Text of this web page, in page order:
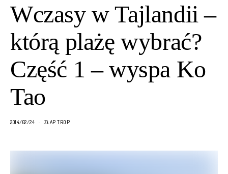
Wczasy w Tajlandii –
którą plażę wybrać?
Część 1 – wyspa Ko
Tao
2014/02/24 ZŁAP TROP